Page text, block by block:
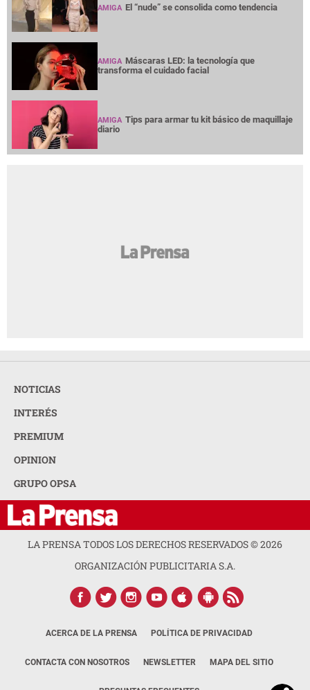
AMIGA El “nude” se consolida como tendencia
AMIGA Máscaras LED: la tecnología que
transforma el cuidado facial
AMIGA Tips para armar tu kit básico de maquillaje
diario
NOTICIAS
INTERÉS
PREMIUM
OPINION
GRUPO OPSA
LA PRENSA TODOS LOS DERECHOS RESERVADOS ©2026
ORGANIZACIÓN PUBLICITARIA S.A.
ACERCA DE LA PRENSA POLÍTICA DE PRIVACIDAD
CONTACTA CON NOSOTROS NEWSLETTER MAPA DEL SITIO